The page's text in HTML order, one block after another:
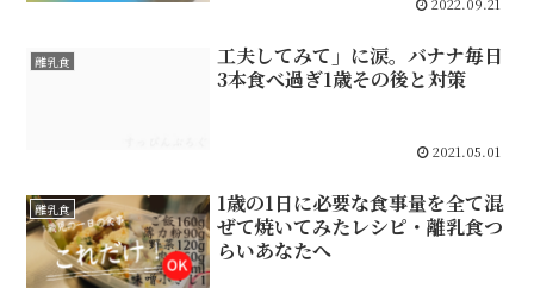
離乳食
工夫してみて」に涙。バナナ毎日
3本食べ過ぎ1歳その後と対策
2021.05.01
離乳食
1歳の1日に必要な食事量を全て混
ぜて焼いてみたレシピ・離乳食つ
らいあなたへ